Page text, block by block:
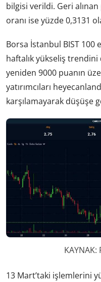
bilgisi verildi. Geri
oranı ise yüzde 0,3131
Borsa İstanbul BIST 100
haftalık yükseliş trendini
yeniden 9000 puanın
yatırımcıları
karşılamayarak düşüşe
13 Mart’taki işlemlerini